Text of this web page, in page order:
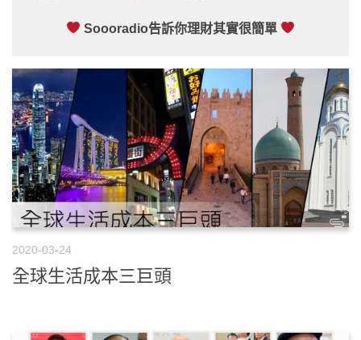
Soooradio告訴你理財其實很簡單
2020-03-24
全球生活成本三巨頭